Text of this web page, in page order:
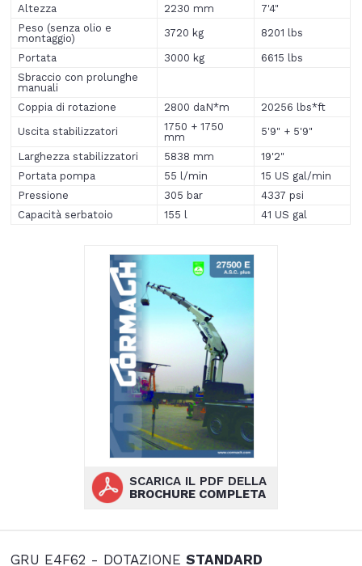
Altezza
2230 mm
7'4"
Peso (senza olio e
montaggio)
3720 kg 8201 lbs
Portata 3000 kg
6615 lbs
Sbraccio con prolunghe
manuali
Coppia di rotazione
2800 daN*m
20256 lbs*ft
Uscita stabilizzatori
1750 + 1750
mm
5'9" + 5'9"
Larghezza stabilizzatori 5838 mm
19'2"
Portata pompa
55 l/min
15 US gal/min
Pressione
305 bar
4337 psi
Capacità serbatoio
155 l 41 US gal
SCARICA IL PDF DELLA
BROCHURE COMPLETA
GRU E4F62 - DOTAZIONESTANDARD